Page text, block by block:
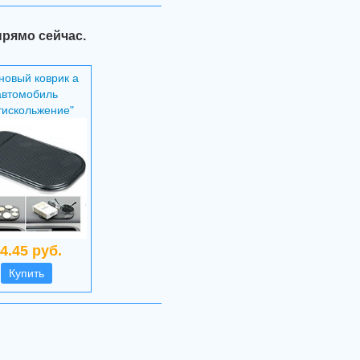
сейчас.
коврик а
руб.
Купить